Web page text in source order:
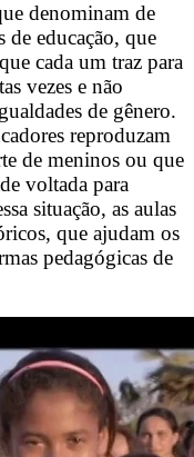
denominam de
educação, que
cada um traz para
vezes e não
de gênero.
reproduzam
de meninos ou que
voltada para
situação, as aulas
que ajudam os
pedagógicas de